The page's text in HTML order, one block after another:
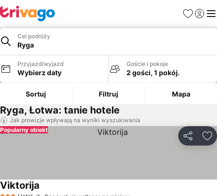
Ulubione
Cel podróży
Ryga
Przyjazd/wyjazd
Wybierz daty
Goście i pokoje
2 gości, 1 pokój.
Sortuj Filtruj Mapa
Ryga, Łotwa: tanie hotele
Jak prowizje wpływają na wyniki wyszukiwania
Popularny obiekt
Viktorija